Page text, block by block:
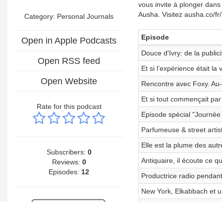
Category: Personal Journals
Open in Apple Podcasts
Open RSS feed
Open Website
Rate for this podcast
Subscribers: 0
Reviews: 0
Episodes: 12
vous invite à plonger
Ausha. Visitez ausha.co/
Episode
Douce d'Ivry: de la
Et si l’expérience était la
Rencontre avec Foxy.
Et si tout commençait
Episode spécial
Parfumeuse & street
Elle est la plume des
Antiquaire, il écoute ce
Productrice radio
New York, Elkabbach et